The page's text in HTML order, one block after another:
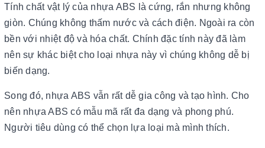
Tính chất vật lý của nhựa ABS là cứng, rắn nhưng không
giòn. Chúng không thấm nước và cách điện. Ngoài ra còn
bền với nhiệt độ và hóa chất. Chính đặc tính này đã làm
nên sự khác biệt cho loại nhựa này vì chúng không dễ bị
biến dạng.
Song đó, nhựa ABS vẫn rất dễ gia công và tạo hình. Cho
nên nhựa ABS có mẫu mã rất đa dạng và phong phú.
Người tiêu dùng có thể chọn lựa loại mà mình thích.